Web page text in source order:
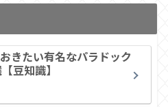
きたい有名なパラドック
豆知識】